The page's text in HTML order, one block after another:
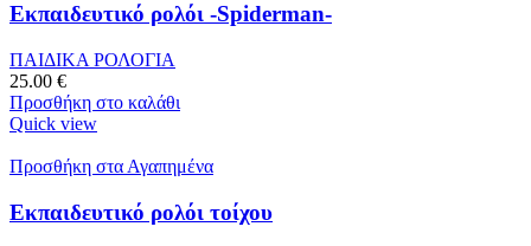
Εκπαιδευτικό ρολόι -Spiderman-
ΠΑΙΔΙΚΑ ΡΟΛΟΓΙΑ
25.00 €
Προσθήκη στο καλάθι
Quick view
Προσθήκη στα Αγαπημένα
Εκπαιδευτικό ρολόι τοίχου